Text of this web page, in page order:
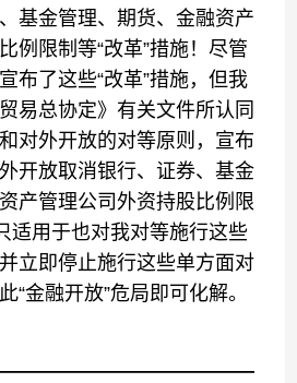
基金管理、期货、金融资产
例限制等“改革”措施！尽管
布了这些“改革”措施，但我
易总协定》有关文件所认同
对外开放的对等原则，宣布
开放取消银行、证券、基金
产管理公司外资持股比例限
适用于也对我对等施行这些
立即停止施行这些单方面对
“金融开放”危局即可化解。